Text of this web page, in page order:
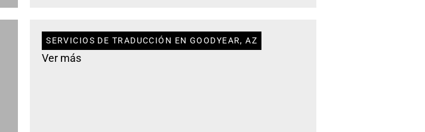
SERVICIOS DE TRADUCCIÓN EN GOODYEAR, AZ
Ver más